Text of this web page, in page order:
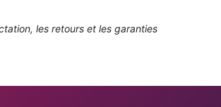
les retours et les garanties